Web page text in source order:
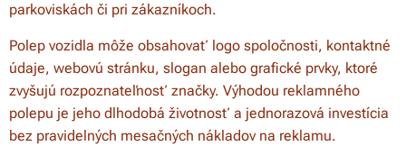
parkoviskách či pri zákazníkoch.
Polep vozidla môže obsahovať logo spoločnosti, kontaktné
údaje, webovú stránku, slogan alebo grafické prvky, ktoré
zvyšujú rozpoznateľnosť značky. Výhodou reklamného
polepu je jeho dlhodobá životnosť a jednorazová investícia
bez pravidelných mesačných nákladov na reklamu.